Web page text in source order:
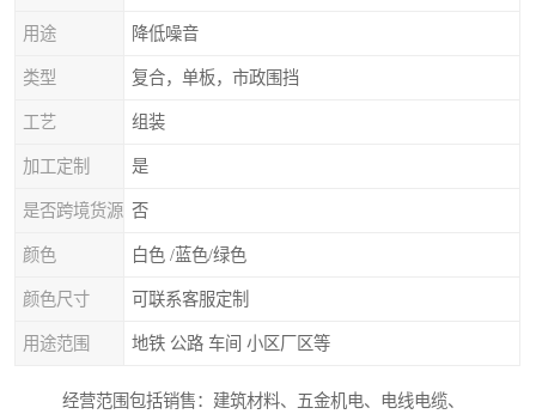
用途 降低噪音
类型 复合，单板，市政围挡
工艺 组装
加工定制 是
是否跨境货源 否
颜色 白色 /蓝色/绿色
颜色尺寸 可联系客服定制
用途范围 地铁 公路 车间 小区厂区等
经营范围包括销售：建筑材料、五金机电、电线电缆、